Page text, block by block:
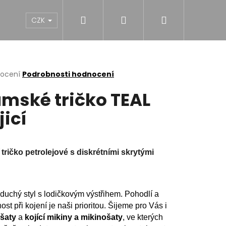
DÍVKY CHLAPCI MUŽI
CZK Přihlášení
Podrobnosti hodnocení
tričko TEAL
tričko petrolejové s diskrétními skrytými
styl s lodičkovým výstřihem. Pohodlí a
při kojení je naši prioritou. Šijeme pro Vás i
a kojící mikiny a mikinošaty, ve kterých
MIDI BLACK S